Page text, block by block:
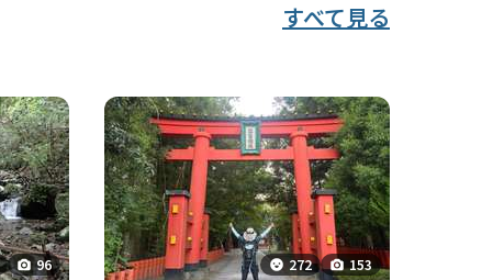
すべて見る
96
272
153